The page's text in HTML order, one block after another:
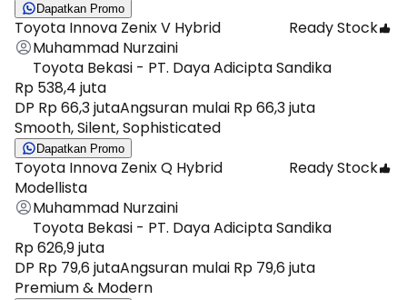
Dapatkan Promo
Toyota Innova Zenix V Hybrid
Ready Stock
Muhammad Nurzaini
Toyota Bekasi - PT. Daya Adicipta Sandika
Rp 538,4 juta
DP Rp 66,3 jutaAngsuran mulai Rp 66,3 juta
Smooth, Silent, Sophisticated
Dapatkan Promo
Toyota Innova Zenix Q Hybrid
Modellista
Ready Stock
Muhammad Nurzaini
Toyota Bekasi - PT. Daya Adicipta Sandika
Rp 626,9 juta
DP Rp 79,6 jutaAngsuran mulai Rp 79,6 juta
Premium & Modern